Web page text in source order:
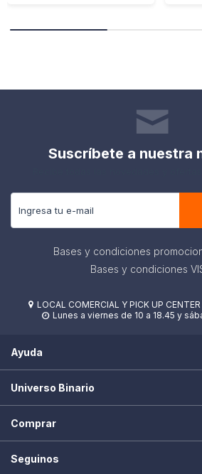
Suscríbete a nuestra
Bases y condiciones
Bases y condiciones
 LOCAL COMERCIAL Y PICK UP
 Lunes a viernes de 10 a 18.45 y
Ayuda
Universo Binario
Comprar
Seguinos